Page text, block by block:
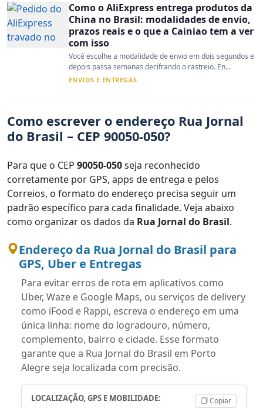
Como o AliExpress entrega produtos da
China no Brasil: modalidades de envio,
prazos reais e o que a Cainiao tem a ver
com isso
Você escolhe a modalidade de envio em dois segundos e
depois passa semanas decifrando o rastreio. En...
ENVIOS E ENTREGAS
Como escrever o endereço Rua Jornal
do Brasil – CEP 90050-050?
Para que o CEP 90050-050seja reconhecido
corretamente por GPS, apps de entrega e pelos
Correios, o formato do endereço precisa seguir um
padrão específico para cada finalidade. Veja abaixo
como organizar os dados da Rua Jornal do Brasil.
Endereço da Rua Jornal do Brasil para
GPS, Uber e Entregas
Para evitar erros de rota em aplicativos como
Uber, Waze e Google Maps, ou serviços de delivery
como iFood e Rappi, escreva o endereço em uma
única linha: nome do logradouro, número,
complemento, bairro e cidade. Esse formato
garante que a Rua Jornal do Brasil em Porto
Alegre seja localizada com precisão.
LOCALIZAÇÃO, GPS E MOBILIDADE: Copiar